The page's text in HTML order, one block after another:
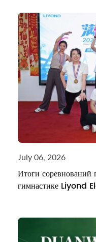
July 06, 2026
Итоги соревнований
гимнастике Liyond